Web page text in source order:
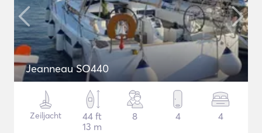
Jeanneau SO440
Zeiljacht
44 ft
13 m
8 4 4